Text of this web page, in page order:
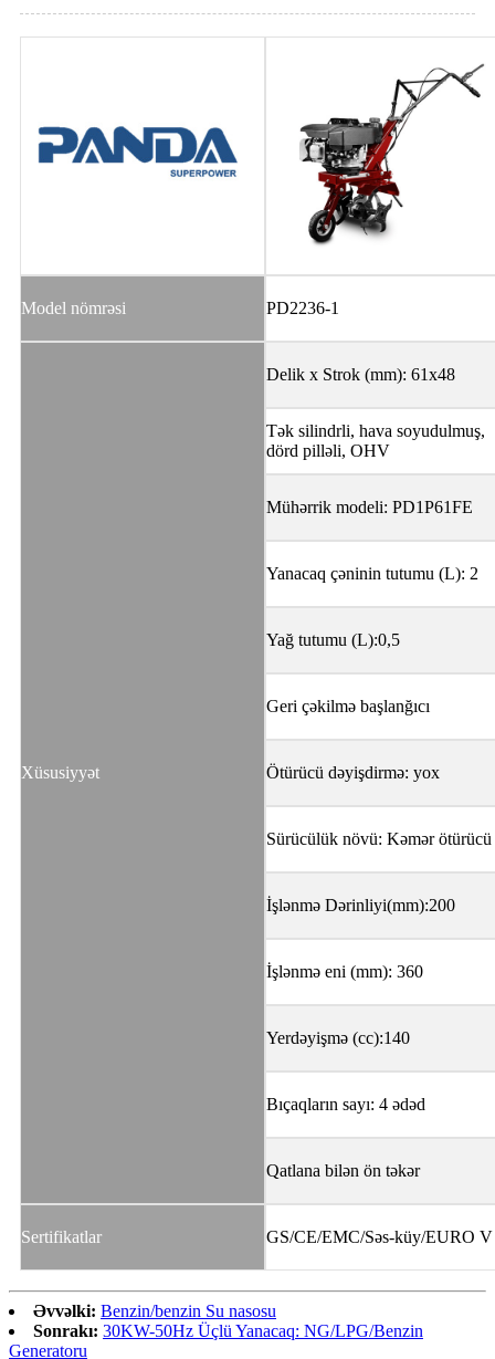
Model nömrəsi PD2236-1
Xüsusiyyət
Delik x Strok (mm): 61x48
Tək silindrli, hava soyudulmuş,
dörd pilləli, OHV
Mühərrik modeli: PD1P61FE
Yanacaq çəninin tutumu (L): 2
Yağ tutumu (L):0,5
Geri çəkilmə başlanğıcı
Ötürücü dəyişdirmə: yox
Sürücülük növü: Kəmər ötürücü
İşlənmə Dərinliyi(mm):200
İşlənmə eni (mm): 360
Yerdəyişmə (cc):140
Bıçaqların sayı: 4 ədəd
Qatlana bilən ön təkər
Sertifikatlar GS/CE/EMC/Səs-küy/EURO V
Əvvəlki: Benzin/benzin Su nasosu
Sonrakı: 30KW-50Hz Üçlü Yanacaq: NG/LPG/Benzin
Generatoru